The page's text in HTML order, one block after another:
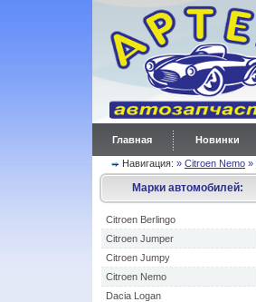
Главная Новинки
Навигация: » Citroen Nemo »
Марки автомобилей:
Citroen Berlingo
Citroen Jumper
Citroen Jumpy
Citroen Nemo
Dacia Logan